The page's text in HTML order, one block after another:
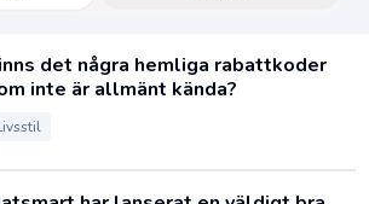
det några hemliga rabattkoder
inte är allmänt kända?